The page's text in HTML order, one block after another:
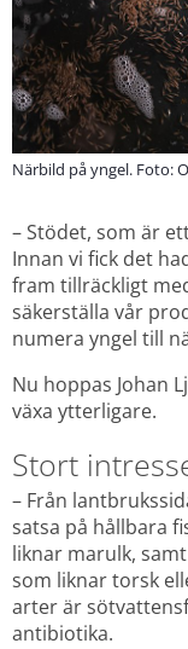
Närbild på yngel. Foto:
– Stödet, som är
Innan vi fick det
fram tillräckligt
säkerställa vår
numera yngel till
Nu hoppas Johan
växa ytterligare.
Stort
– Från
satsa på hållbara
liknar marulk,
som liknar torsk
arter är
antibiotika.